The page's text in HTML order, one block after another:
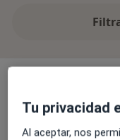
Dr.
Tu privacidad
Al aceptar, nos